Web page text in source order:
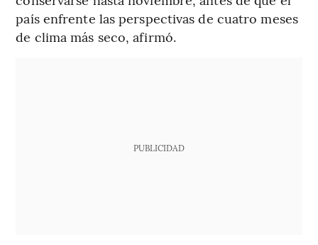
país enfrente las perspectivas de cuatro meses
de clima más seco, afirmó.
PUBLICIDAD